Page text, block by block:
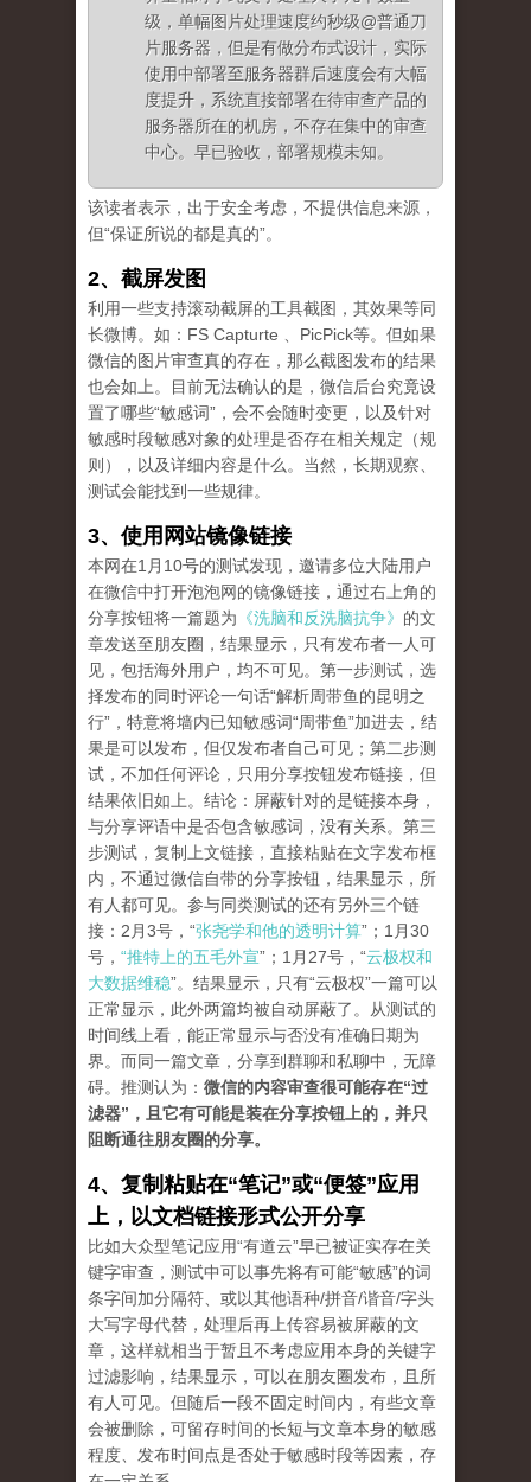
级，单幅图片处理速度约秒级@普通刀
片服务器，但是有做分布式设计，实际
使用中部署至服务器群后速度会有大幅
度提升，系统直接部署在待审查产品的
服务器所在的机房，不存在集中的审查
中心。早已验收，部署规模未知。
该读者表示，出于安全考虑，不提供信息来源，
但“保证所说的都是真的”。
2、截屏发图
利用一些支持滚动截屏的工具截图，其效果等同
长微博。如：FS Capturte 、PicPick等。但如果
微信的图片审查真的存在，那么截图发布的结果
也会如上。目前无法确认的是，微信后台究竟设
置了哪些“敏感词”，会不会随时变更，以及针对
敏感时段敏感对象的处理是否存在相关规定（规
则），以及详细内容是什么。当然，长期观察、
测试会能找到一些规律。
3、使用网站镜像链接
本网在1月10号的测试发现，邀请多位大陆用户
在微信中打开泡泡网的镜像链接，通过右上角的
分享按钮将一篇题为 《洗脑和反洗脑抗争》 的文
章发送至朋友圈，结果显示，只有发布者一人可
见，包括海外用户，均不可见。第一步测试，选
择发布的同时评论一句话“解析周带鱼的昆明之
行”，特意将墙内已知敏感词“周带鱼”加进去，结
果是可以发布，但仅发布者自己可见；第二步测
试，不加任何评论，只用分享按钮发布链接，但
结果依旧如上。结论：屏蔽针对的是链接本身，
与分享评语中是否包含敏感词，没有关系。第三
步测试，复制上文链接，直接粘贴在文字发布框
内，不通过微信自带的分享按钮，结果显示，所
有人都可见。参与同类测试的还有另外三个链
接：2月3号，“张尧学和他的透明计算”；1月30
号， “推特上的五毛外宣”；1月27号，“云极权和
大数据维稳”。结果显示，只有“云极权”一篇可以
正常显示，此外两篇均被自动屏蔽了。从测试的
时间线上看，能正常显示与否没有准确日期为
界。而同一篇文章，分享到群聊和私聊中，无障
碍。推测认为： 微信的内容审查很可能存在“过
滤器”，且它有可能是装在分享按钮上的，并只
阻断通往朋友圈的分享。
4、复制粘贴在“笔记”或“便签”应用
上，以文档链接形式公开分享
比如大众型笔记应用“有道云”早已被证实存在关
键字审查，测试中可以事先将有可能“敏感”的词
条字间加分隔符、或以其他语种/拼音/谐音/字头
大写字母代替，处理后再上传容易被屏蔽的文
章，这样就相当于暂且不考虑应用本身的关键字
过滤影响，结果显示，可以在朋友圈发布，且所
有人可见。但随后一段不固定时间内，有些文章
会被删除，可留存时间的长短与文章本身的敏感
程度、发布时间点是否处于敏感时段等因素，存